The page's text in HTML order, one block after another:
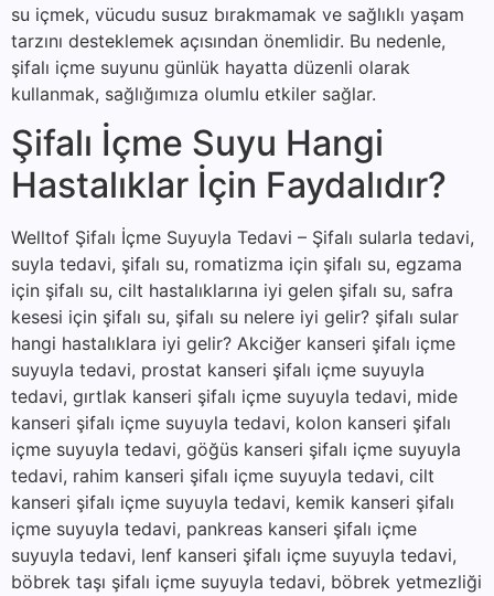
su içmek, vücudu susuz bırakmamak ve sağlıklı yaşam
tarzını desteklemek açısından önemlidir. Bu nedenle,
şifalı içme suyunu günlük hayatta düzenli olarak
kullanmak, sağlığımıza olumlu etkiler sağlar.
Şifalı İçme Suyu Hangi
Hastalıklar İçin Faydalıdır?
Welltof Şifalı İçme Suyuyla Tedavi – Şifalı sularla tedavi,
suyla tedavi, şifalı su, romatizma için şifalı su, egzama
için şifalı su, cilt hastalıklarına iyi gelen şifalı su, safra
kesesi için şifalı su, şifalı su nelere iyi gelir? şifalı sular
hangi hastalıklara iyi gelir? Akciğer kanseri şifalı içme
suyuyla tedavi, prostat kanseri şifalı içme suyuyla
tedavi, gırtlak kanseri şifalı içme suyuyla tedavi, mide
kanseri şifalı içme suyuyla tedavi, kolon kanseri şifalı
içme suyuyla tedavi, göğüs kanseri şifalı içme suyuyla
tedavi, rahim kanseri şifalı içme suyuyla tedavi, cilt
kanseri şifalı içme suyuyla tedavi, kemik kanseri şifalı
içme suyuyla tedavi, pankreas kanseri şifalı içme
suyuyla tedavi, lenf kanseri şifalı içme suyuyla tedavi,
böbrek taşı şifalı içme suyuyla tedavi, böbrek yetmezliği